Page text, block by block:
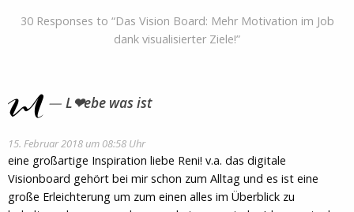
30 Responses to “Das Vision Board: Mehr Motivation im Job
dank visualisierter Ziele!”
L❤ebe was ist
15. Februar 2018 um 08:58 Uhr
eine großartige Inspiration liebe Reni! v.a. das digitale
Visionboard gehört bei mir schon zum Alltag und es ist eine
große Erleichterung um zum einen alles im Überblick zu